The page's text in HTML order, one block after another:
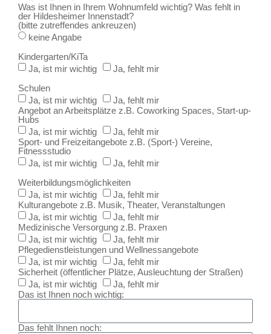
Was ist Ihnen in Ihrem Wohnumfeld wichtig? Was fehlt in
der Hildesheimer Innenstadt?
(bitte zutreffendes ankreuzen)
keine Angabe
Kindergarten/KiTa
Ja, ist mir wichtig
Ja, fehlt mir
Schulen
Ja, ist mir wichtig
Ja, fehlt mir
Angebot an Arbeitsplätze z.B. Coworking Spaces, Start-up-
Hubs
Ja, ist mir wichtig
Ja, fehlt mir
Sport- und Freizeitangebote z.B. (Sport-) Vereine,
Fitnessstudio
Ja, ist mir wichtig
Ja, fehlt mir
Weiterbildungsmöglichkeiten
Ja, ist mir wichtig
Ja, fehlt mir
Kulturangebote z.B. Musik, Theater, Veranstaltungen
Ja, ist mir wichtig
Ja, fehlt mir
Medizinische Versorgung z.B. Praxen
Ja, ist mir wichtig
Ja, fehlt mir
Pflegedienstleistungen und Wellnessangebote
Ja, ist mir wichtig
Ja, fehlt mir
Sicherheit (öffentlicher Plätze, Ausleuchtung der Straßen)
Ja, ist mir wichtig
Ja, fehlt mir
Das ist Ihnen noch wichtig:
Das fehlt Ihnen noch: